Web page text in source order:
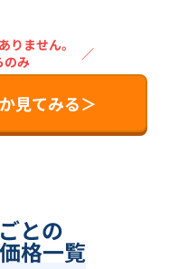
りません。
のみ
／
見てみる＞
との
格一覧